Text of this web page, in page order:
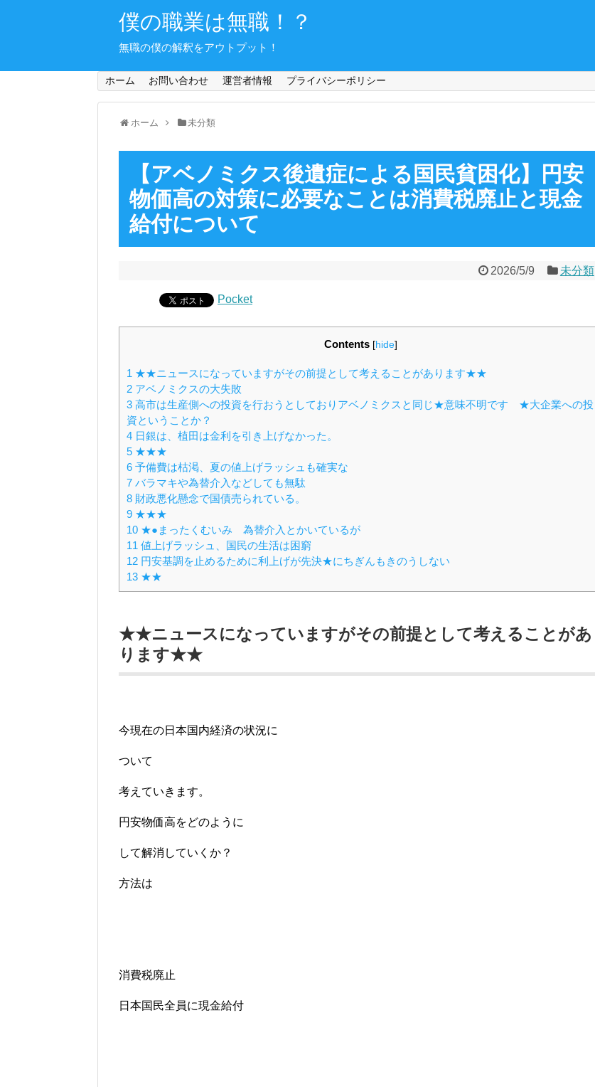
僕の職業は無職！？
無職の僕の解釈をアウトプット！
ホーム お問い合わせ 運営者情報 プライバシーポリシー
ホーム 未分類
【アベノミクス後遺症による国民貧困化】円安
物価高の対策に必要なことは消費税廃止と現金
給付について
2026/5/9 未分類
Pocket
Contents [hide]
1 ★★ニュースになっていますがその前提として考えることがあります★★
2 アベノミクスの大失敗
3 高市は生産側への投資を行おうとしておりアベノミクスと同じ★意味不明です ★大企業への投
資ということか？
4 日銀は、植田は金利を引き上げなかった。
5 ★★★
6 予備費は枯渇、夏の値上げラッシュも確実な
7 バラマキや為替介入などしても無駄
8 財政悪化懸念で国債売られている。
9 ★★★
10 ★●まったくむいみ 為替介入とかいているが
11 値上げラッシュ、国民の生活は困窮
12 円安基調を止めるために利上げが先決★にちぎんもきのうしない
13 ★★
★★ニュースになっていますがその前提として考えることがあ
ります★★
今現在の日本国内経済の状況に
ついて
考えていきます。
円安物価高をどのように
して解消していくか？
方法は
消費税廃止
日本国民全員に現金給付